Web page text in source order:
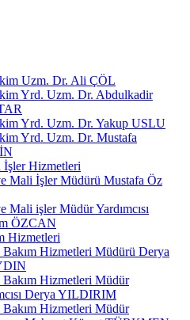
Uzm. Dr. Ali ÇÖL
Yrd. Uzm. Dr. Abdulkadir
Yrd. Uzm. Dr. Yakup USLU
Yrd. Uzm. Dr. Mustafa
Hizmetleri
Mali İşler Müdürü Mustafa Öz
Mali işler Müdür Yardımcısı
ÖZCAN
Hizmetleri
Bakım Hizmetleri Müdürü Derya
Bakım Hizmetleri Müdür
Derya YILDIRIM
Bakım Hizmetleri Müdür